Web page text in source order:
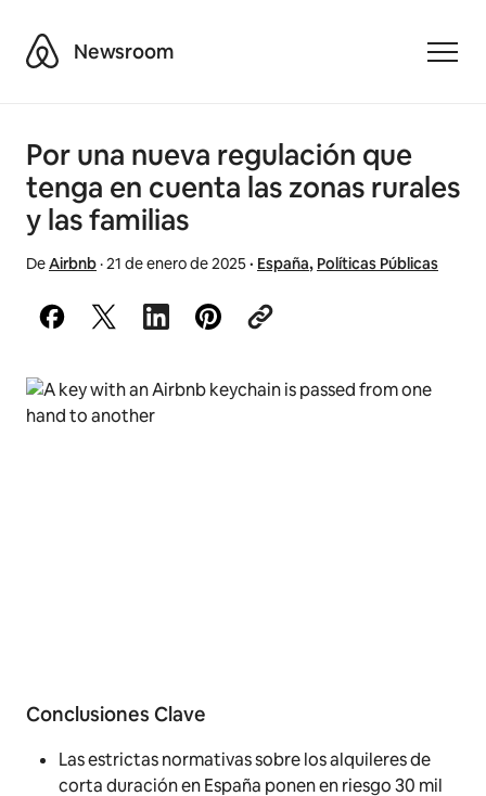
AirbnbNewsroom
Por una nueva regulación que
tenga en cuenta las zonas rurales
y las familias
DeAirbnb·21 de enero de 2025· España, Políticas Públicas
Conclusiones Clave
Las estrictas normativas sobre los alquileres de
corta duración en España ponen en riesgo 30 mil